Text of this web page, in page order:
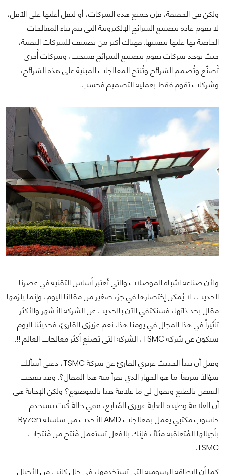
ولكن في الحقيقة، فإن جميع هذه الشركات، أو لنقل أغلبها على الأقل،
لا يقوم عادة بتصنيع الشرائح الإلكترونية التي يتم بناء المعالجات
الخاصة بها عليها بنفسها. فهناك أكثر من تصنيف للشركات التقنية،
حيث توجد شركات تقوم بتصنيع الشرائح فسحب، وشركات أُخرى
تُصنّع وتُصمم الشرائح وتُنتج المعالجات المبنية على هذه الشرائح،
وشركات تقوم فقط بعملية التصميم فحسب.
ولأن صناعة اشباه الموصلات والتي تُعتبر أساس التقنية في عصرنا
الحديث، لا يُمكن إختصارها في جزء صغير من مقالنا اليوم، وإنما يلزمها
مقال بحد ذاتها، فسنكتفي الآن بالحديث عن الشركة الأشهر والأكثر
تأثيراً في هذا المجال في يومنا هذا. نعم عزيزي القارئ، فحديثنا اليوم
سيكون عن شركة TSMC، الشركة التي تصنع أكثر معالجات العالم !!..
وقبل أن نبدأ الحديث عزيزي القارئ عن شركة TSMC، دعني أسألك
سؤالاً سريعاً. ما هو الجهاز الذي تقرأ منه هذا المقال؟. وقد يتعجب
البعض بالطبع ويقول لي ما علاقة هذا بالموضوع؟ ولكن الإجابة هي
أن العلاقة وطيدة للغاية عزيزي المُتابع، ففي حالة كُنت تستخدم
حاسوب مكتبي يعمل بمعالجات AMD الأحدث من سلسلة Ryzen
بأجيالها المُتعاقبة مثلاً، فإنك بالفعل تستعمل مُنتج من مُنتجات
TSMC.
كما أن البطاقة الرسومية التي تستخدمها، في حال كانت من الأجيال